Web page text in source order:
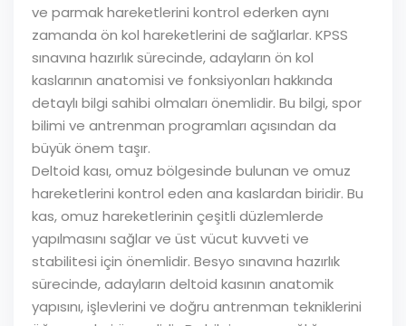
ve parmak hareketlerini kontrol ederken aynı
zamanda ön kol hareketlerini de sağlarlar. KPSS
sınavına hazırlık sürecinde, adayların ön kol
kaslarının anatomisi ve fonksiyonları hakkında
detaylı bilgi sahibi olmaları önemlidir. Bu bilgi, spor
bilimi ve antrenman programları açısından da
büyük önem taşır.
Deltoid kası, omuz bölgesinde bulunan ve omuz
hareketlerini kontrol eden ana kaslardan biridir. Bu
kas, omuz hareketlerinin çeşitli düzlemlerde
yapılmasını sağlar ve üst vücut kuvveti ve
stabilitesi için önemlidir. Besyo sınavına hazırlık
sürecinde, adayların deltoid kasının anatomik
yapısını, işlevlerini ve doğru antrenman tekniklerini